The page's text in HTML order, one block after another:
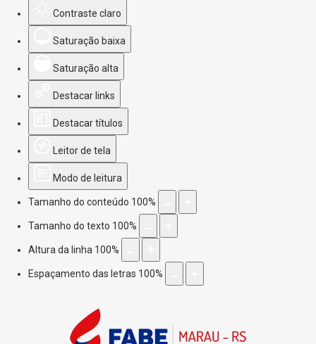
Contraste claro
Saturação baixa
Saturação alta
Destacar links
Destacar títulos
Leitor de tela
Modo de leitura
Tamanho do conteúdo 100%
Tamanho do texto 100%
Altura da linha 100%
Espaçamento das letras 100%